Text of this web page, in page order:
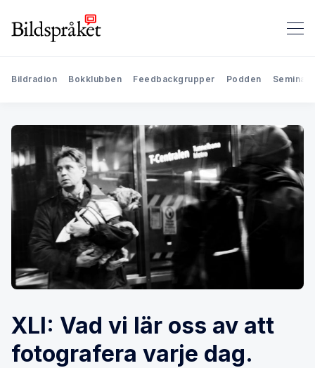
Bildradion Bokklubben Feedbackgrupper Podden
XLI: Vad vi lär oss av att
fotografera varje dag.